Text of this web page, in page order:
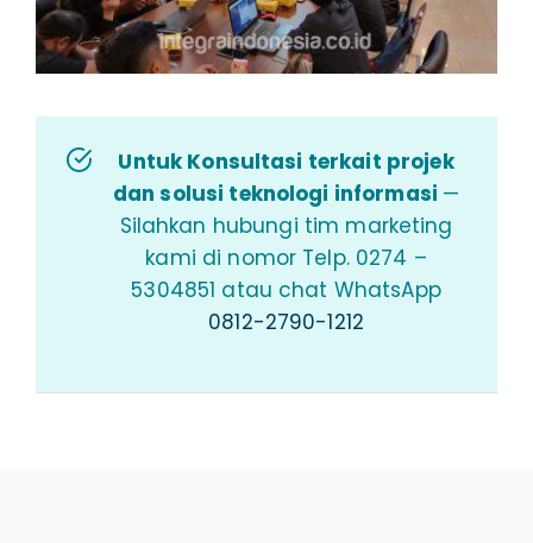
Untuk Konsultasi terkait projek
dan solusi teknologi informasi —
Silahkan hubungi tim marketing
kami di nomor Telp. 0274 –
5304851 atau chat WhatsApp
0812-2790-1212